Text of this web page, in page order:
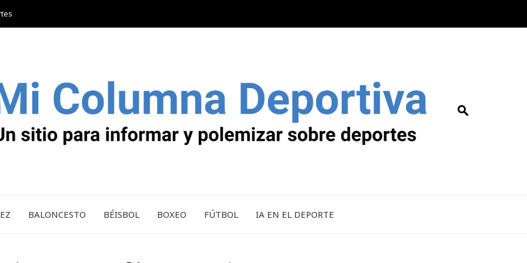
BALONCESTO BÉISBOL BOXEO FÚTBOL IA EN EL DEPORTE